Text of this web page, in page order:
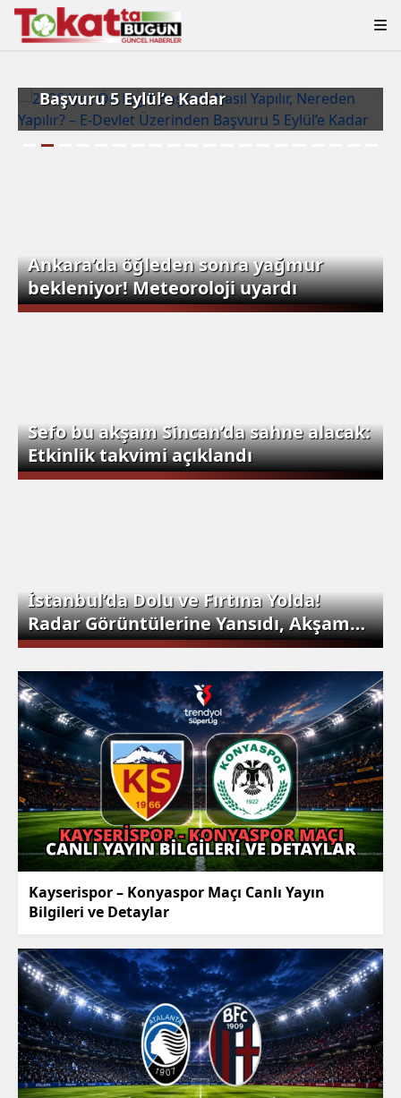
Başvuru 5 Eylül’e Kadar
Ankara’da öğleden sonra yağmur
bekleniyor! Meteoroloji uyardı
Sefo bu akşam Sincan’da sahne alacak:
Etkinlik takvimi açıklandı
İstanbul’da Dolu ve Fırtına Yolda!
Radar Görüntülerine Yansıdı, Akşam
Saatlerine Dikkat
Kayserispor – Konyaspor Maçı Canlı Yayın
Bilgileri ve Detaylar